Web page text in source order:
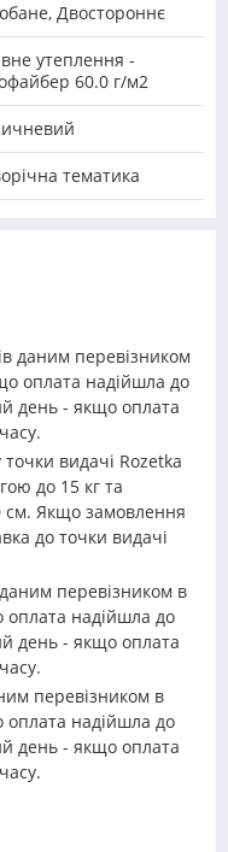
Двостороннє
утеплення -
60.0 г/м2
тематика
даним перевізником
оплата надійшла до
день - якщо оплата
видачі Rozetka
до 15 кг та
см. Якщо замовлення
до точки видачі
перевізником в
надійшла до
день - якщо оплата
перевізником в
надійшла до
день - якщо оплата